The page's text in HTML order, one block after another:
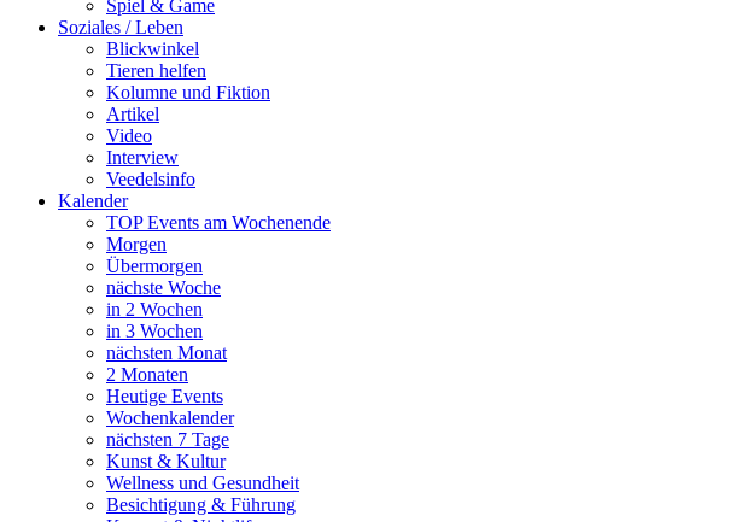
Spiel & Game
Soziales / Leben
Blickwinkel
Tieren helfen
Kolumne und Fiktion
Artikel
Video
Interview
Veedelsinfo
Kalender
TOP Events am Wochenende
Morgen
Übermorgen
nächste Woche
in 2 Wochen
in 3 Wochen
nächsten Monat
2 Monaten
Heutige Events
Wochenkalender
nächsten 7 Tage
Kunst & Kultur
Wellness und Gesundheit
Besichtigung & Führung